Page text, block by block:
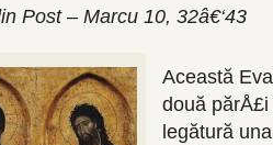
Post – Marcu 10, 32â€‘43
Această
două
legătură